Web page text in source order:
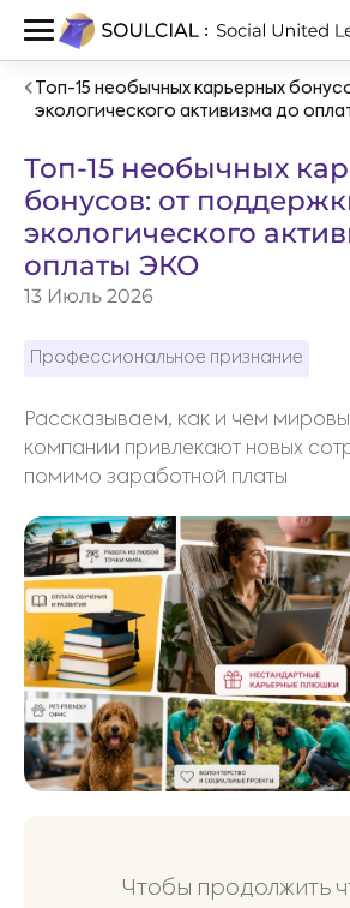
Топ-15 необычных карьерных
экологического активизма до
Топ-15 необычных
бонусов: от
экологического
оплаты ЭКО
13 Июль 2026
Профессиональное признание
Рассказываем, как и чем
компании привлекают новых
помимо заработной платы
Чтобы продолжить